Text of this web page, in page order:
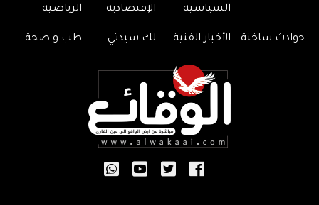
السياسية
الإقتصادية
الرياضية
حوادث ساخنة الأخبار الفنية لك سيدتي طب و صحة